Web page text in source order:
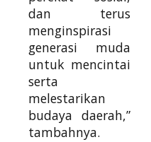
dan terus
menginspirasi
generasi muda
untuk mencintai
serta
melestarikan
budaya daerah,”
tambahnya.